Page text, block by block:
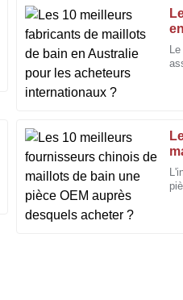
?
L
Larry
Cooper
J'apprécie la grande qualité
montrée réactive et
M
Michael
Brown
La qualité de fabrication de